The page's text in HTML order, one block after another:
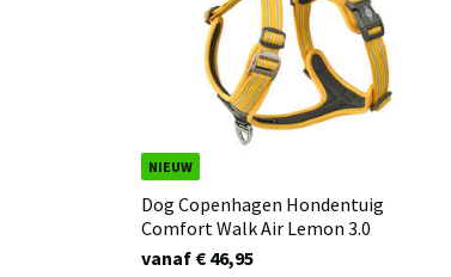
NIEUW
Dog Copenhagen Hondentuig
Comfort Walk Air Lemon 3.0
vanaf € 46,95